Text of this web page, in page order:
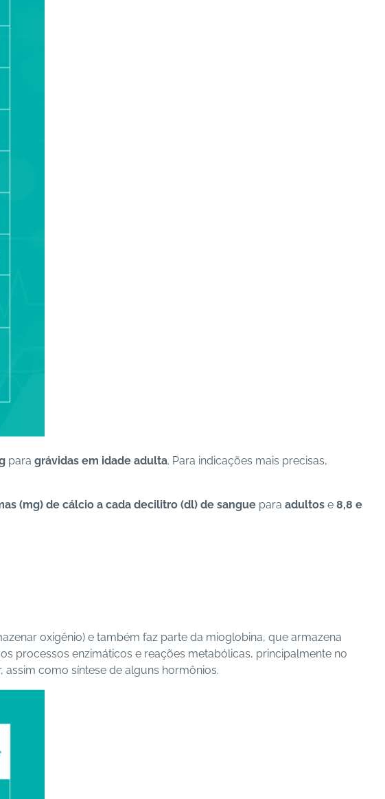
para grávidas em idade adulta. Para indicações mais precisas,
(mg) de cálcio a cada decilitro (dl) de sangue para adultos e 8,8 e
oxigênio) e também faz parte da mioglobina, que armazena
processos enzimáticos e reações metabólicas, principalmente no
como síntese de alguns hormônios.